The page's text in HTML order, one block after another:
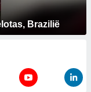
Brazilië